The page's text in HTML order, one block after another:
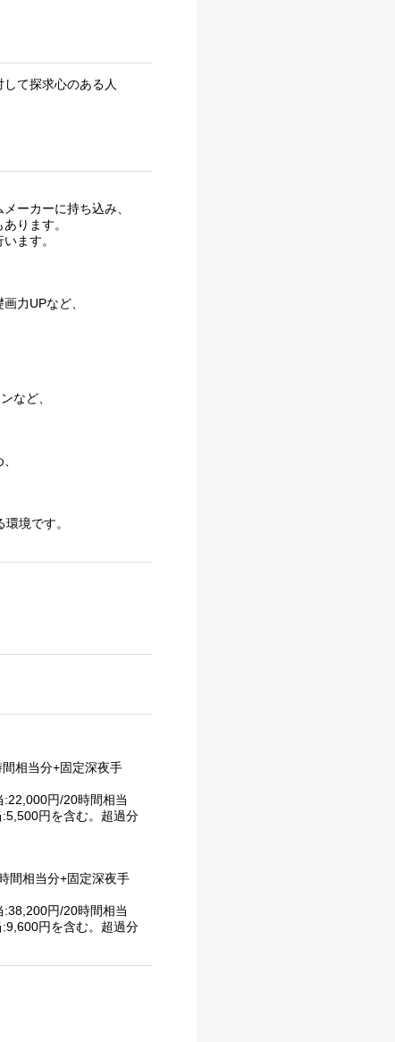
て探求心のある人
ーカーに持ち込み、
ります。
ます。
力UPなど、
など、
境です。
相当分+固定深夜手
:22,000円/20時間相当
円を含む。超過分
間相当分+固定深夜手
:38,200円/20時間相当
円を含む。超過分